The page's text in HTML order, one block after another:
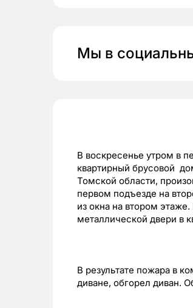
Мы в
В воскресенье утром в
квартирный брусовой
Томской области,
первом подъезде на
из окна на втором
металлической двери в
В результате пожара в
диване, обгорел диван.